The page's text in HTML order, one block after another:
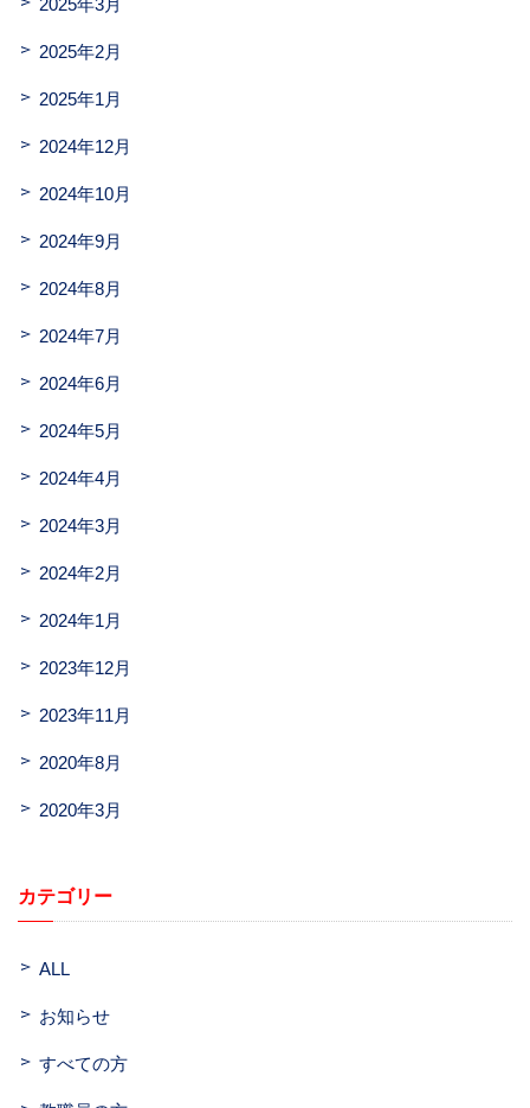
2025年3月
2025年2月
2025年1月
2024年12月
2024年10月
2024年9月
2024年8月
2024年7月
2024年6月
2024年5月
2024年4月
2024年3月
2024年2月
2024年1月
2023年12月
2023年11月
2020年8月
2020年3月
カテゴリー
ALL
お知らせ
すべての方